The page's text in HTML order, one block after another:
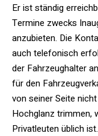
Er ist ständig
Termine zwecks
anzubieten. Die
auch telefonisch
der Fahrzeughalter
für den
von seiner Seite
Hochglanz trimmen,
Privatleuten üblich